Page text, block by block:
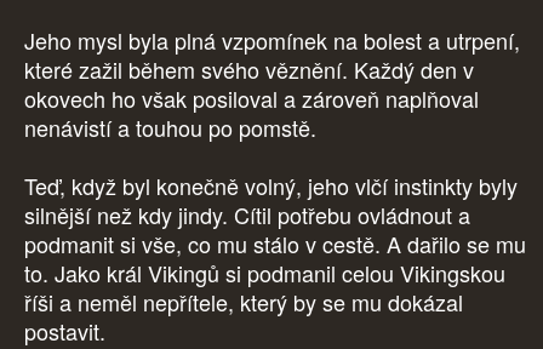
Jeho mysl byla plná vzpomínek na bolest a utrpení,
které zažil během svého věznění. Každý den v
okovech ho však posiloval a zároveň naplňoval
nenávistí a touhou po pomstě.
Teď, když byl konečně volný, jeho vlčí instinkty byly
silnější než kdy jindy. Cítil potřebu ovládnout a
podmanit si vše, co mu stálo v cestě. A dařilo se mu
to. Jako král Vikingů si podmanil celou Vikingskou
říši a neměl nepřítele, který by se mu dokázal
postavit.